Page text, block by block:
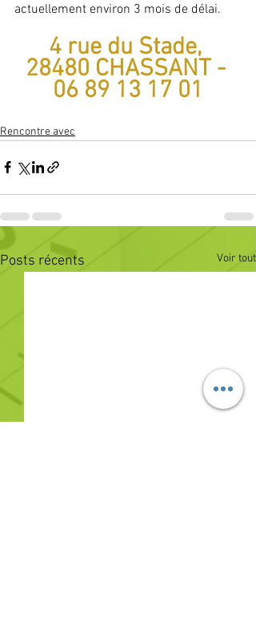
actuellement environ 3 mois de délai.
4 rue du Stade,
28480 CHASSANT -
06 89 13 17 01
Rencontre avec
Posts récents Voir tout